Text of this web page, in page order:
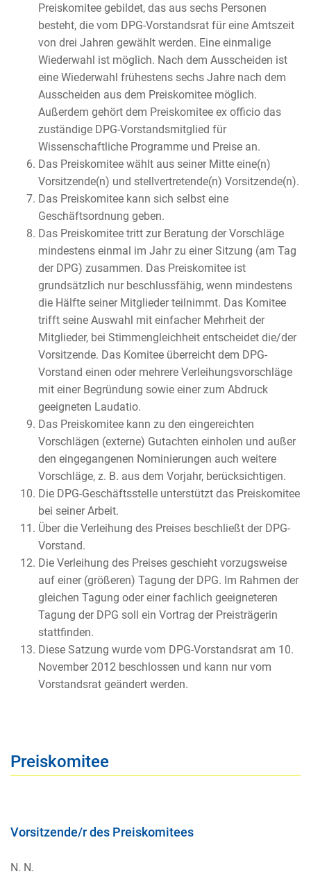
Preiskomitee gebildet, das aus sechs Personen
besteht, die vom DPG-Vorstandsrat für eine Amtszeit
von drei Jahren gewählt werden. Eine einmalige
Wiederwahl ist möglich. Nach dem Ausscheiden ist
eine Wiederwahl frühestens sechs Jahre nach dem
Ausscheiden aus dem Preiskomitee möglich.
Außerdem gehört dem Preiskomitee ex officio das
zuständige DPG-Vorstandsmitglied für
Wissenschaftliche Programme und Preise an.
Das Preiskomitee wählt aus seiner Mitte eine(n)
Vorsitzende(n) und stellvertretende(n) Vorsitzende(n).
Das Preiskomitee kann sich selbst eine
Geschäftsordnung geben.
Das Preiskomitee tritt zur Beratung der Vorschläge
mindestens einmal im Jahr zu einer Sitzung (am Tag
der DPG) zusammen. Das Preiskomitee ist
grundsätzlich nur beschlussfähig, wenn mindestens
die Hälfte seiner Mitglieder teilnimmt. Das Komitee
trifft seine Auswahl mit einfacher Mehrheit der
Mitglieder, bei Stimmengleichheit entscheidet die/der
Vorsitzende. Das Komitee überreicht dem DPG-
Vorstand einen oder mehrere Verleihungsvorschläge
mit einer Begründung sowie einer zum Abdruck
geeigneten Laudatio.
Das Preiskomitee kann zu den eingereichten
Vorschlägen (externe) Gutachten einholen und außer
den eingegangenen Nominierungen auch weitere
Vorschläge, z. B. aus dem Vorjahr, berücksichtigen.
Die DPG-Geschäftsstelle unterstützt das Preiskomitee
bei seiner Arbeit.
Über die Verleihung des Preises beschließt der DPG-
Vorstand.
Die Verleihung des Preises geschieht vorzugsweise
auf einer (größeren) Tagung der DPG. Im Rahmen der
gleichen Tagung oder einer fachlich geeigneteren
Tagung der DPG soll ein Vortrag der Preisträgerin
stattfinden.
Diese Satzung wurde vom DPG-Vorstandsrat am 10.
November 2012 beschlossen und kann nur vom
Vorstandsrat geändert werden.
Preiskomitee
Vorsitzende/r des Preiskomitees
N. N.